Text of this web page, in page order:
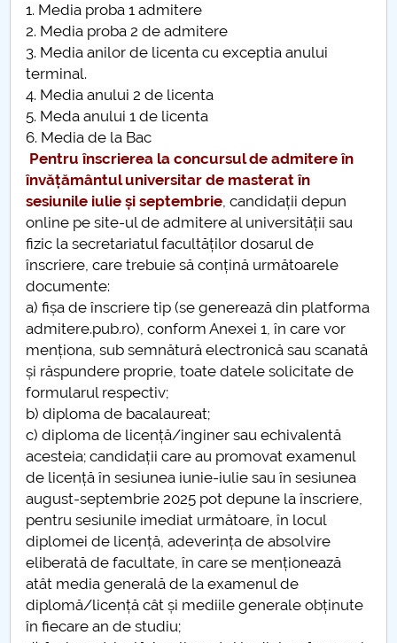
MENIU CANTINA
Concursul de admitere la programele de studii
universitare de masterat - Facultatea de Științe,
Educație fizică și Informatică - SESIUNEA III
Concursul de admitere 2025 la programele de
studii universitare de masterat- Sesiunea Master
2025 - I
Concursul de admitere la programele de studii
universitare de masterat - Sesiunea Master 2025 - II
1. Media proba 1 admitere
2. Media proba 2 de admitere
3. Media anilor de licenta cu exceptia anului
terminal.
4. Media anului 2 de licenta
5. Meda anului 1 de licenta
6. Media de la Bac
Pentru înscrierea la concursul de admitere în
învățământul universitar de masterat în
sesiunile iulie și septembrie, candidații depun
online pe site-ul de admitere al universității sau
fizic la secretariatul facultăților dosarul de
înscriere, care trebuie să conțină următoarele
documente:
a) fișa de înscriere tip (se generează din platforma
admitere.pub.ro), conform Anexei 1, în care vor
menționa, sub semnătură electronică sau scanată
și răspundere proprie, toate datele solicitate de
formularul respectiv;
b) diploma de bacalaureat;
c) diploma de licență/inginer sau echivalentă
acesteia; candidații care au promovat examenul
de licență în sesiunea iunie-iulie sau în sesiunea
august-septembrie 2025 pot depune la înscriere,
pentru sesiunile imediat următoare, în locul
diplomei de licență, adeverința de absolvire
eliberată de facultate, în care se menționează
atât media generală de la examenul de
diplomă/licență cât și mediile generale obținute
în fiecare an de studiu;